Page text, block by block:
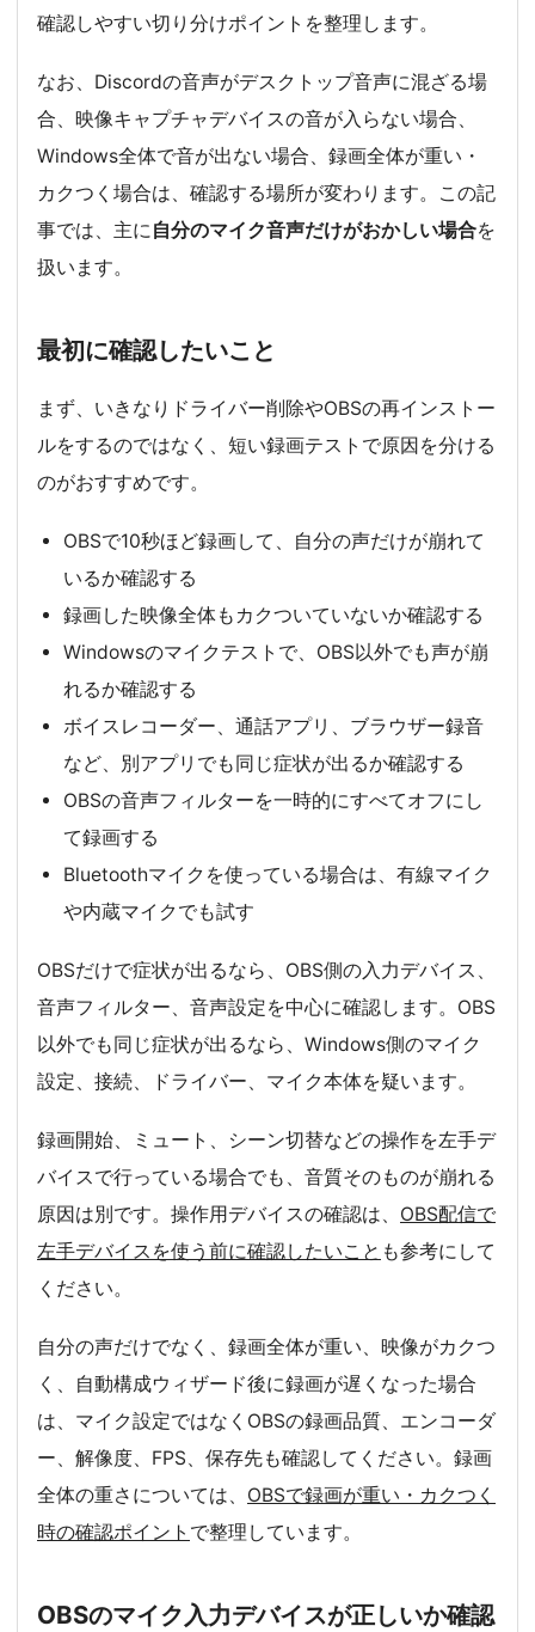
確認しやすい切り分けポイントを整理します。
なお、Discordの音声がデスクトップ音声に混ざる場
合、映像キャプチャデバイスの音が入らない場合、
Windows全体で音が出ない場合、録画全体が重い・
カクつく場合は、確認する場所が変わります。この記
事では、主に自分のマイク音声だけがおかしい場合を
扱います。
最初に確認したいこと
まず、いきなりドライバー削除やOBSの再インストー
ルをするのではなく、短い録画テストで原因を分ける
のがおすすめです。
OBSで10秒ほど録画して、自分の声だけが崩れて
いるか確認する
録画した映像全体もカクついていないか確認する
Windowsのマイクテストで、OBS以外でも声が崩
れるか確認する
ボイスレコーダー、通話アプリ、ブラウザー録音
など、別アプリでも同じ症状が出るか確認する
OBSの音声フィルターを一時的にすべてオフにし
て録画する
Bluetoothマイクを使っている場合は、有線マイク
や内蔵マイクでも試す
OBSだけで症状が出るなら、OBS側の入力デバイス、
音声フィルター、音声設定を中心に確認します。OBS
以外でも同じ症状が出るなら、Windows側のマイク
設定、接続、ドライバー、マイク本体を疑います。
録画開始、ミュート、シーン切替などの操作を左手デ
バイスで行っている場合でも、音質そのものが崩れる
原因は別です。操作用デバイスの確認は、 OBS配信で
左手デバイスを使う前に確認したいこと も参考にして
ください。
自分の声だけでなく、録画全体が重い、映像がカクつ
く、自動構成ウィザード後に録画が遅くなった場合
は、マイク設定ではなくOBSの録画品質、エンコーダ
ー、解像度、FPS、保存先も確認してください。録画
全体の重さについては、 OBSで録画が重い・カクつく
時の確認ポイント で整理しています。
OBSのマイク入力デバイスが正しいか確認